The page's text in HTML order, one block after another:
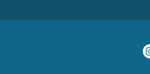
Formulário de busca